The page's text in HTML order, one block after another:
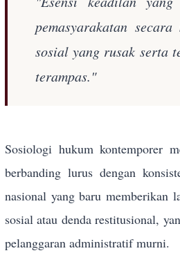
pemasyarakatan
sosial yang rusak serta
terampas."
Sosiologi hukum kontemporer
berbanding lurus dengan
nasional yang baru memberikan
sosial atau denda restitusional,
pelanggaran administratif murni.